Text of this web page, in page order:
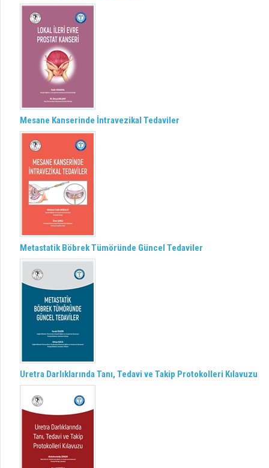
Mesane Kanserinde İntravezikal Tedaviler
Metastatik Böbrek Tümöründe Güncel Tedaviler
Uretra Darlıklarında Tanı, Tedavi ve Takip Protokolleri Kılavuzu